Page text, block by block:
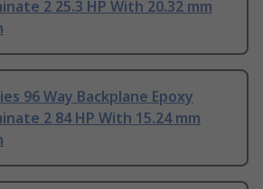
2 25.3 HP With 20.32 mm
96 Way Backplane Epoxy
2 84 HP With 15.24 mm